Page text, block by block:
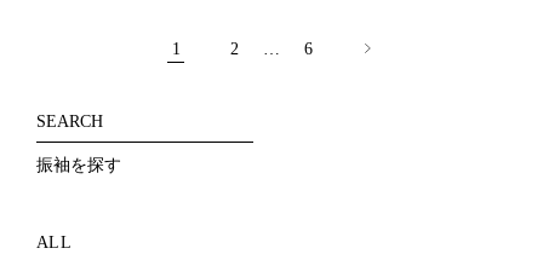
ジ
送
り
1 2 6
SEARCH
振袖を探す
ALL